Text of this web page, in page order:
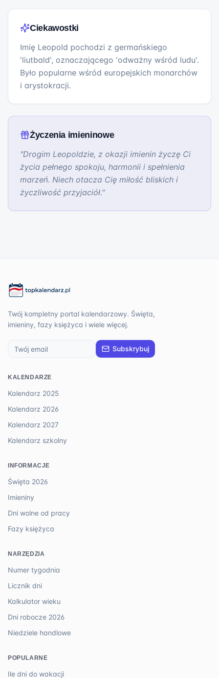
Ciekawostki
Imię Leopold pochodzi z germańskiego
'liutbald', oznaczającego 'odważny wśród ludu'.
Było popularne wśród europejskich monarchów
i arystokracji.
Życzenia imieninowe
"Drogim Leopoldzie, z okazji imienin życzę Ci
życia pełnego spokoju, harmonii i spełnienia
marzeń. Niech otacza Cię miłość bliskich i
życzliwość przyjaciół."
Twój kompletny portal kalendarzowy. Święta,
imieniny, fazy księżyca i wiele więcej.
Subskrybuj
KALENDARZE
Kalendarz 2025
Kalendarz 2026
Kalendarz 2027
Kalendarz szkolny
INFORMACJE
Święta 2026
Imieniny
Dni wolne od pracy
Fazy księżyca
NARZĘDZIA
Numer tygodnia
Licznik dni
Kalkulator wieku
Dni robocze 2026
Niedziele handlowe
POPULARNE
Ile dni do wakacji